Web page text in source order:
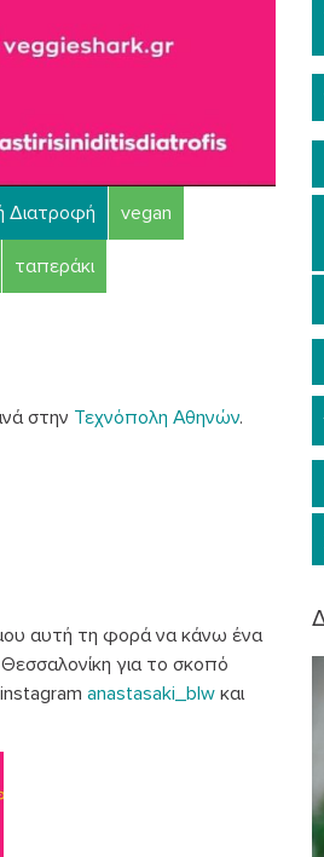
Διατροφή vegan
ταπεράκι
στην Τεχνόπολη Αθηνών.
μου αυτή τη φορά να κάνω ένα
για το σκοπό
anastasaki_blw και